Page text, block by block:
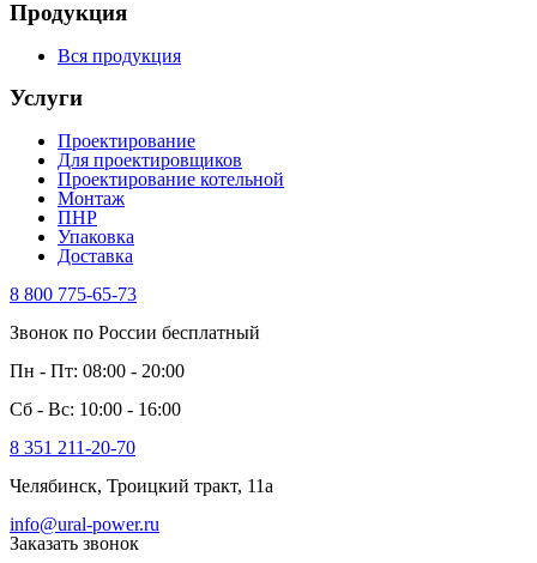
Продукция
Вся продукция
Услуги
Проектирование
Для проектировщиков
Проектирование котельной
Монтаж
ПНР
Упаковка
Доставка
8 800 775-65-73
Звонок по России бесплатный
Пн - Пт: 08:00 - 20:00
Сб - Вс: 10:00 - 16:00
8 351 211-20-70
Челябинск, Троицкий тракт, 11а
info@ural-power.ru
Заказать звонок